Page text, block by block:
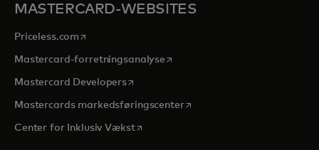
MASTERCARD-WEBSITES
Priceless.com opens in a new tab
Mastercard-forretningsanalyseopens in a new tab
Mastercard Developersopens in a new tab
Mastercards markedsføringscenteropens in a new tab
Center for Inklusiv Vækstopens in a new tab